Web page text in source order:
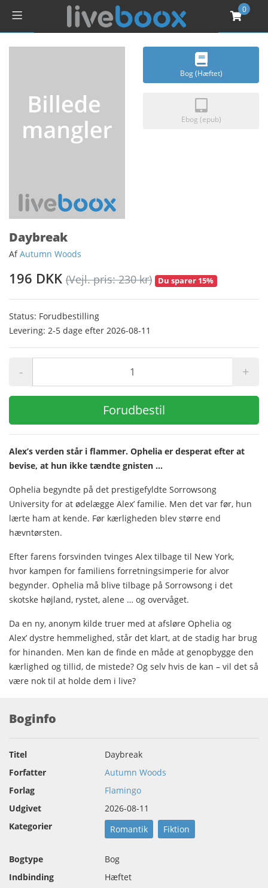
0
Bog (Hæftet)
Ebog (epub)
Daybreak
AfAutumn Woods
196 DKK (Vejl. pris: 230 kr) Du sparer 15%
Status: Forudbestilling
Levering: 2-5 dage efter 2026-08-11
- +
Forudbestil
Alex’s verden står i flammer. Ophelia er desperat efter at
bevise, at hun ikke tændte gnisten …
Ophelia begyndte på det prestigefyldte Sorrowsong
University for at ødelægge Alex’ familie. Men det var før, hun
lærte ham at kende. Før kærligheden blev større end
hævntørsten.
Efter farens forsvinden tvinges Alex tilbage til New York,
hvor kampen for familiens forretningsimperie for alvor
begynder. Ophelia må blive tilbage på Sorrowsong i det
skotske højland, rystet, alene … og overvåget.
Da en ny, anonym kilde truer med at afsløre Ophelia og
Alex’ dystre hemmelighed, står det klart, at de stadig har brug
for hinanden. Men kan de finde en måde at genopbygge den
kærlighed og tillid, de mistede? Og selv hvis de kan – vil det så
være nok til at holde dem i live?
Boginfo
Titel
Daybreak
Forfatter
Autumn Woods
Forlag
Flamingo
Udgivet
2026-08-11
Kategorier
Romantik Fiktion
Bogtype
Bog
Indbinding
Hæftet